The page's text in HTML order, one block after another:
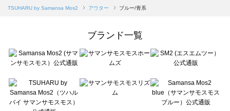
Samansa Mos2 blue（サマンサモスモス ブルー）のアウター一覧
sō4ū（ソウフォーユー）のアウター一覧
Te chichi（テチチ）のアウター一覧
Te chichi CLASSIC（テチチ クラシック）のアウター一覧
Lugnoncure（ルノンキュール）のアウター一覧
BETTY'S BLUE（べティーズブルー）のアウター一覧
Wpc.（ワールドパーティー）のアウター一覧
TSUHARU by Samansa Mos2 アウター ブルー/青系
ブランド一覧